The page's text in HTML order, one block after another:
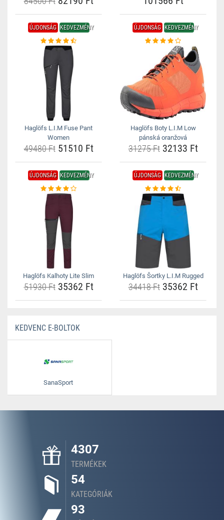
ÚJDONSÁG KEDVEZMÉNY
Haglöfs L.I.M Fuse Pant
Women
49480 Ft51510 Ft
ÚJDONSÁG KEDVEZMÉNY
Haglöfs Boty L.I.M Low
pánská oranžová
31275 Ft32133 Ft
ÚJDONSÁG KEDVEZMÉNY
Haglöfs Kalhoty Lite Slim
51930 Ft35362 Ft
ÚJDONSÁG KEDVEZMÉNY
Haglöfs Šortky L.I.M Rugged
34418 Ft35362 Ft
KEDVENC E-BOLTOK
SanaSport
4307
TERMÉKEK
54
KATEGÓRIÁK
93